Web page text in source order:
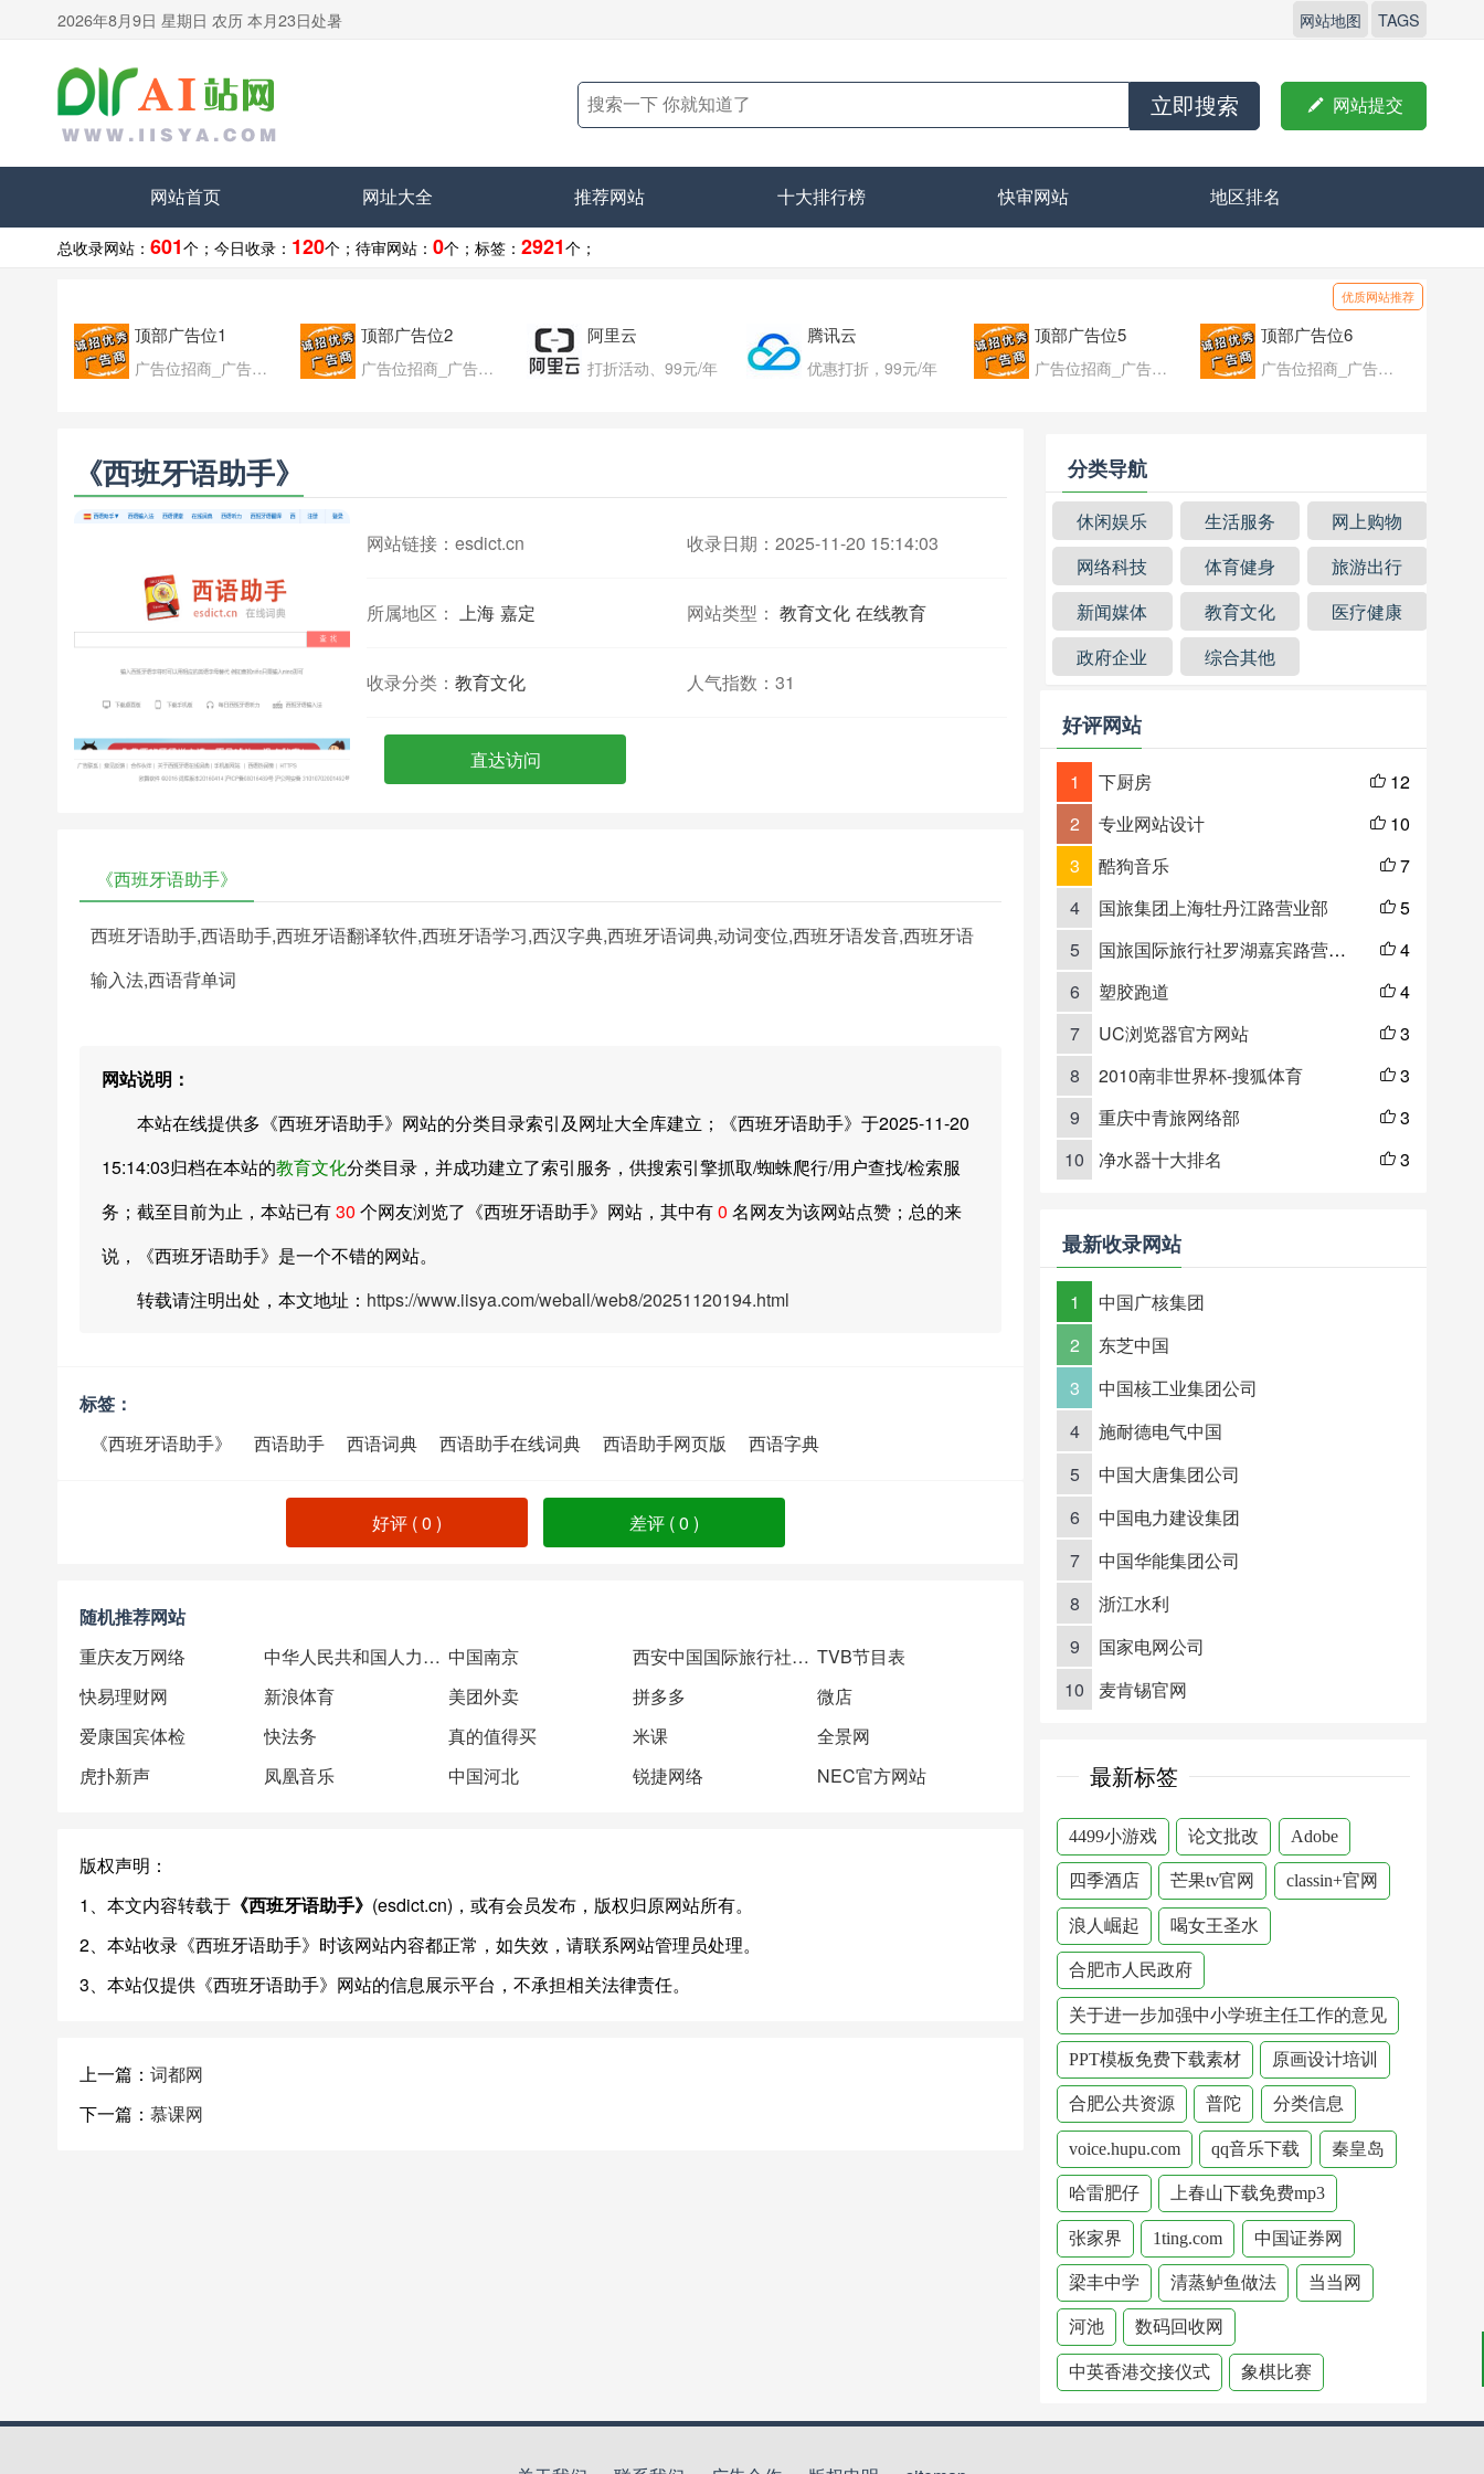
2026年8月9日 星期日 农历 本月23日处暑 网站地图 TAGS
立即搜索  网站提交
网站首页 网址大全 推荐网站 十大排行榜 快审网站 地区排名
总收录网站： 601个； 今日收录： 120个； 待审网站： 0个； 标签： 2921个；
优质网站推荐
顶部广告位1
广告位招商_广告位待售
顶部广告位2
广告位招商_广告位待售
阿里云
打折活动、99元/年
腾讯云
优惠打折，99元/年
顶部广告位5
广告位招商_广告位待售
顶部广告位6
广告位招商_广告位待售
《西班牙语助手》
网站链接： esdict.cn 收录日期：2025-11-20 15:14:03
所属地区： 上海 嘉定 网站类型： 教育文化 在线教育
收录分类： 教育文化 人气指数： 31
直达访问
《西班牙语助手》
西班牙语助手,西语助手,西班牙语翻译软件,西班牙语学习,西汉字典,西班牙语词典,动词变位,西班牙语发音,西班牙语
输入法,西语背单词
网站说明：
本站在线提供多《西班牙语助手》网站的分类目录索引及网址大全库建立；《西班牙语助手》于2025-11-20
15:14:03归档在本站的教育文化分类目录，并成功建立了索引服务，供搜索引擎抓取/蜘蛛爬行/用户查找/检索服
务；截至目前为止，本站已有30 个网友浏览了《西班牙语助手》网站，其中有0 名网友为该网站点赞；总的来
说，《西班牙语助手》是一个不错的网站。
转载请注明出处，本文地址： https://www.iisya.com/weball/web8/20251120194.html
标签：
《西班牙语助手》
西语助手 西语词典 西语助手在线词典 西语助手网页版 西语字典
好评 (0 ) 差评 (0 )
随机推荐网站
重庆友万网络
中华人民共和国人力资源和社会保障部 中国南京 西安中国国际旅行社（西安国旅） TVB节目表
快易理财网
新浪体育 美团外卖 拼多多
微店
爱康国宾体检
快法务 真的值得买 米课
全景网
虎扑新声
凤凰音乐 中国河北 锐捷网络 NEC官方网站
版权声明：
1、本文内容转载于 《西班牙语助手》 (esdict.cn)，或有会员发布，版权归原网站所有。
2、本站收录《西班牙语助手》时该网站内容都正常，如失效，请联系网站管理员处理。
3、本站仅提供《西班牙语助手》网站的信息展示平台，不承担相关法律责任。
上一篇： 词都网
下一篇： 慕课网
分类导航
休闲娱乐 生活服务
网上购物
网络科技
体育健身
旅游出行
新闻媒体
教育文化
医疗健康
政府企业
综合其他
好评网站
1 下厨房  12
2
专业网站设计  10
3
酷狗音乐  7
4
国旅集团上海牡丹江路营业部  5
5
国旅国际旅行社罗湖嘉宾路营业部  4
6
塑胶跑道  4
7
UC浏览器官方网站  3
8
2010南非世界杯-搜狐体育  3
9
重庆中青旅网络部  3
10
净水器十大排名  3
最新收录网站
1
中国广核集团
2
东芝中国
3
中国核工业集团公司
4
施耐德电气中国
5
中国大唐集团公司
6
中国电力建设集团
7
中国华能集团公司
8
浙江水利
9
国家电网公司
10
麦肯锡官网
最新标签
4499小游戏 论文批改 Adobe
四季酒店 芒果tv官网 classin+官网
浪人崛起 喝女王圣水
合肥市人民政府
关于进一步加强中小学班主任工作的意见
PPT模板免费下载素材 原画设计培训
合肥公共资源 普陀 分类信息
voice.hupu.com qq音乐下载 秦皇岛
哈雷肥仔 上春山下载免费mp3
张家界 1ting.com 中国证券网
梁丰中学 清蒸鲈鱼做法 当当网
河池 数码回收网
中英香港交接仪式 象棋比赛